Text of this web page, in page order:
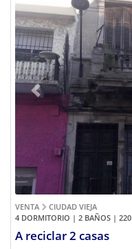
Previous
VENTA
CIUDAD VIEJA
4 DORMITORIO | 2 BAÑOS | 220
A reciclar 2 casas